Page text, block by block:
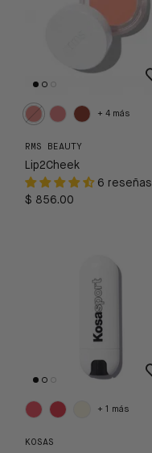
RMS BEAUTY
Lip2Cheek
6 reseñas
$ 856.00
+ 4 más
KOSAS
+ 1 más